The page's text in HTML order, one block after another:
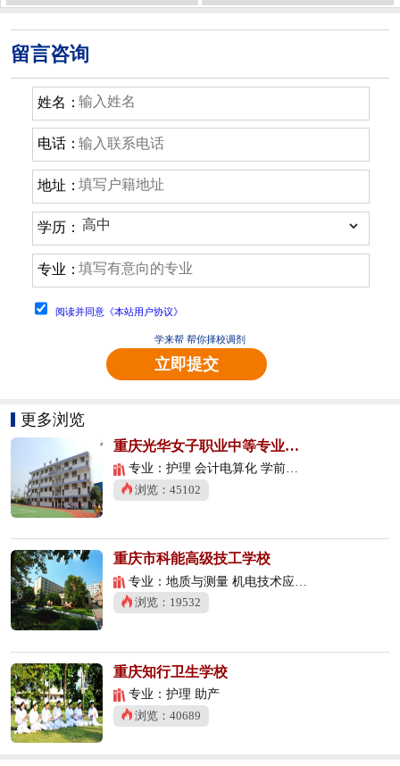
留言咨询
姓名：
电话：
地址：
学历：
专业：
阅读并同意《本站用户协议》
学来帮 帮你择校调剂
立即提交
更多浏览
重庆光华女子职业中等专业学校
专业：护理 会计电算化 学前教育
浏览：45102
重庆市科能高级技工学校
专业：地质与测量 机电技术应用 数控技术应用
浏览：19532
重庆知行卫生学校
专业：护理 助产
浏览：40689